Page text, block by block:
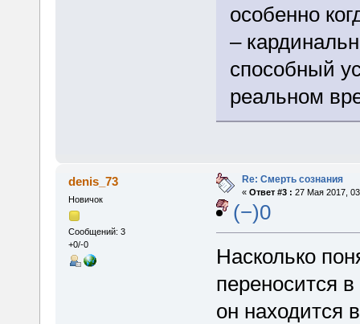
особенно
–
способный
реальном
denis_73
Новичок
Сообщений: 3
+0/-0
Re: Смерть сознания
« Ответ #3 : 27 Мая 2017,
(−)0
Насколько
переносится
он находится